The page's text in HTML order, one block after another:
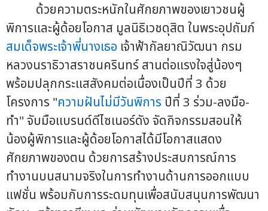
ด้วยความตระหนักในศักยภาพของเยาวชนผู้
พิการและผู้ด้อยโอกาส มูลนิธิเวชดุสิต ในพระอุปถัมภ์
สมเด็จพระเจ้าพี่นางเธอ เจ้าฟ้ากัลยาณิวัฒนา กรม
หลวงนราธิวาสราชนครินทร์ สานต่อแรงใจสู่น้องๆ
พร้อมปลุกกระแสสังคมต่อเนื่องเป็นปีที่ 3 ด้วย
โครงการ "ความฝันไม่มีวันพิการ ปีที่ 3 ร่วม-ลงมือ-
ทำ" จับมือแบรนด์ดีไซเนอร์ดัง จัดกิจกรรมสอนให้
น้องผู้พิการและผู้ด้อยโอกาสได้มีโอกาสแสดง
ศักยภาพของตน ด้วยการสร้างประสบการณ์การ
ทำงานบนสนามจริงในการทำงานด้านการออกแบบ
แฟชั่น พร้อมกับการระดมทุนเพื่อสนับสนุนการพัฒนา